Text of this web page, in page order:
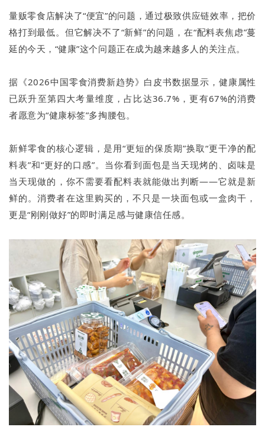
量贩零食店解决了“便宜”的问题，通过极致供应链效率，把价
格打到最低。但它解决不了“新鲜”的问题，在“配料表焦虑”蔓
延的今天，“健康”这个问题正在成为越来越多人的关注点。
据《2026中国零食消费新趋势》白皮书数据显示，健康属性
已跃升至第四大考量维度，占比达36.7%，更有67%的消费
者愿意为“健康标签”多掏腰包。
新鲜零食的核心逻辑，是用“更短的保质期”换取“更干净的配
料表”和“更好的口感”。当你看到面包是当天现烤的、卤味是
当天现做的，你不需要看配料表就能做出判断——它就是新
鲜的。消费者在这里购买的，不只是一块面包或一盒肉干，
更是“刚刚做好”的即时满足感与健康信任感。